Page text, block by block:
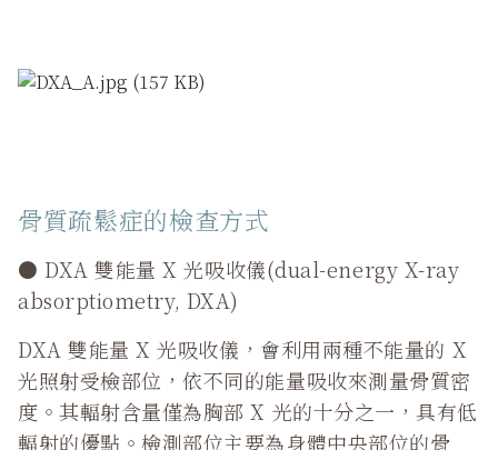
骨質疏鬆症的檢查方式
● DXA 雙能量 X 光吸收儀(dual-energy X-ray
absorptiometry, DXA)
DXA 雙能量 X 光吸收儀，會利用兩種不能量的 X
光照射受檢部位，依不同的能量吸收來測量骨質密
度。其輻射含量僅為胸部 X 光的十分之一，具有低
輻射的優點。檢測部位主要為身體中央部位的骨